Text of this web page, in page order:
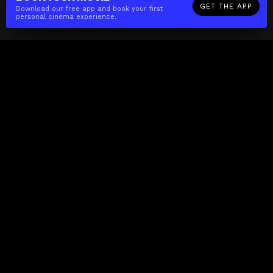
Download our free app and book your first
personal cinema experience.
GET THE APP